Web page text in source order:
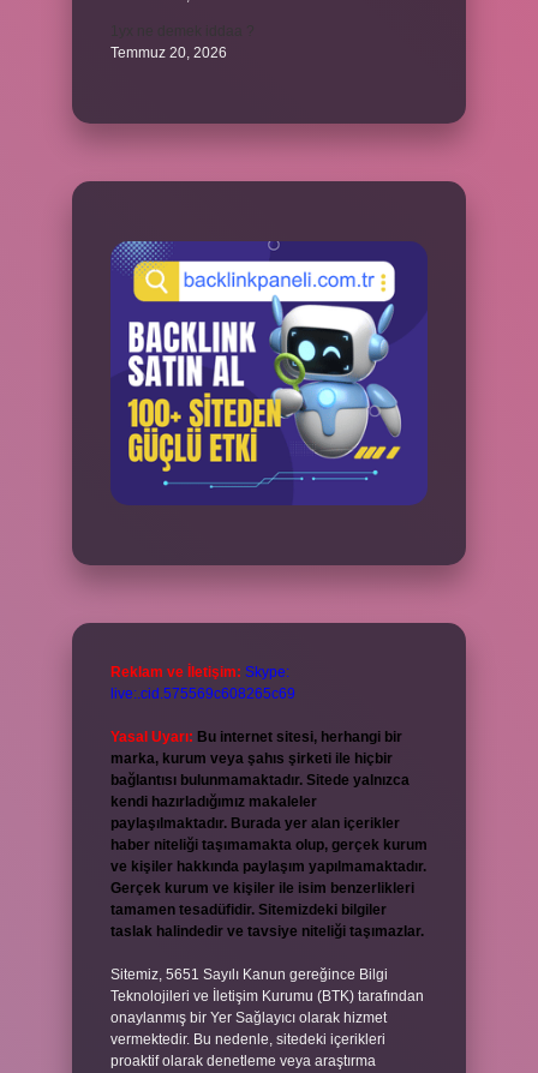
Temmuz 20, 2026
Reklam ve İletişim: Skype:
live:.cid.575569c608265c69
Yasal Uyarı: Bu internet sitesi, herhangi bir
marka, kurum veya şahıs şirketi ile hiçbir
bağlantısı bulunmamaktadır. Sitede yalnızca
kendi hazırladığımız makaleler
paylaşılmaktadır. Burada yer alan içerikler
haber niteliği taşımamakta olup, gerçek kurum
ve kişiler hakkında paylaşım yapılmamaktadır.
Gerçek kurum ve kişiler ile isim benzerlikleri
tamamen tesadüfidir. Sitemizdeki bilgiler
taslak halindedir ve tavsiye niteliği taşımazlar.
Sitemiz, 5651 Sayılı Kanun gereğince Bilgi
Teknolojileri ve İletişim Kurumu (BTK) tarafından
onaylanmış bir Yer Sağlayıcı olarak hizmet
vermektedir. Bu nedenle, sitedeki içerikleri
proaktif olarak denetleme veya araştırma